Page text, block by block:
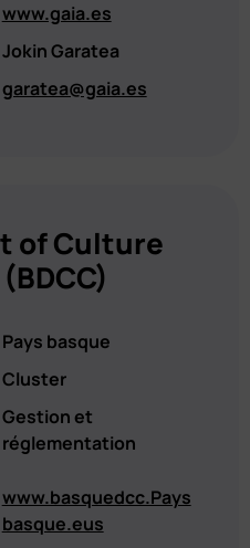
www.gaia.es
Jokin Garatea
garatea@gaia.es
of Culture
Pays basque
Cluster
Gestion et
réglementation
www.basquedcc.Pays
basque.eus